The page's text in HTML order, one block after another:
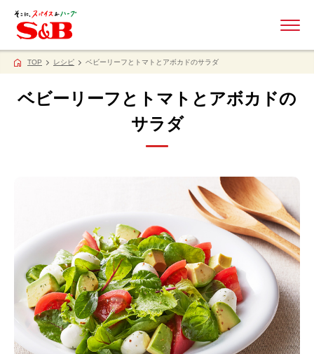
TOP レシピ ベビーリーフとトマトとアボカドのサラダ
ベビーリーフとトマトとアボカドの
サラダ